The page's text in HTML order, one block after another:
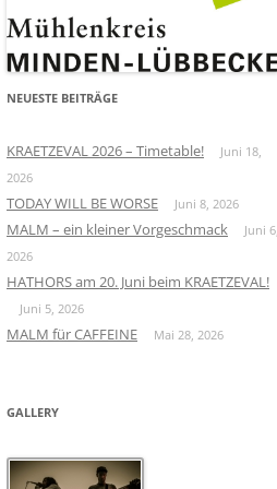
NEUESTE BEITRÄGE
KRAETZEVAL 2026 – Timetable!
Juni 18,
2026
TODAY WILL BE WORSE Juni 8, 2026
MALM – ein kleiner Vorgeschmack
Juni 6,
2026
HATHORS am 20. Juni beim KRAETZEVAL!
Juni 5, 2026
MALM für CAFFEINE Mai 28, 2026
GALLERY